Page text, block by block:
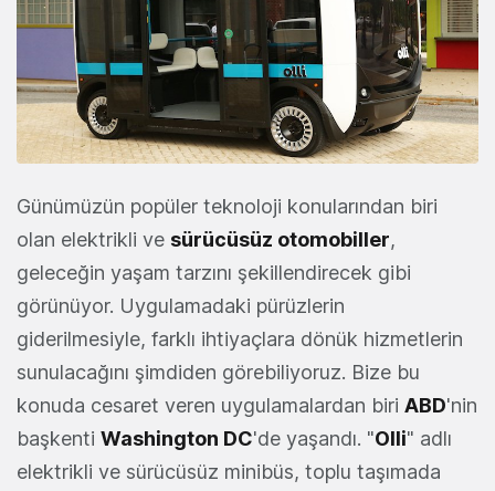
Günümüzün popüler teknoloji konularından biri
olan elektrikli ve sürücüsüz otomobiller,
geleceğin yaşam tarzını şekillendirecek gibi
görünüyor. Uygulamadaki pürüzlerin
giderilmesiyle, farklı ihtiyaçlara dönük hizmetlerin
sunulacağını şimdiden görebiliyoruz. Bize bu
konuda cesaret veren uygulamalardan biri ABD'nin
başkenti Washington DC'de yaşandı. "Olli" adlı
elektrikli ve sürücüsüz minibüs, toplu taşımada